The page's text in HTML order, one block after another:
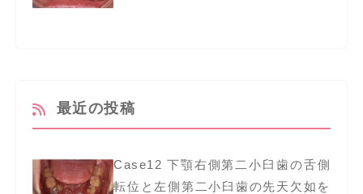
最近の投稿
Case12 下顎右側第二小臼歯の舌側
転位と左側第二小臼歯の先天欠如を